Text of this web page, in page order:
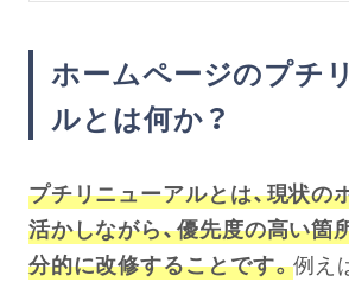
ホームページのプチ
ルとは何か？
プチリニューアルとは、現状の
活かしながら、優先度の高い箇
分的に改修することです。例え